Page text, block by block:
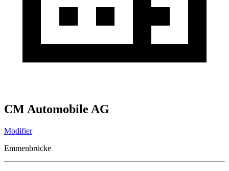
CM Automobile AG
Modifier
Emmenbrücke